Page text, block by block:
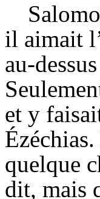
il aimait
au-
et y
quelque
dit, mais